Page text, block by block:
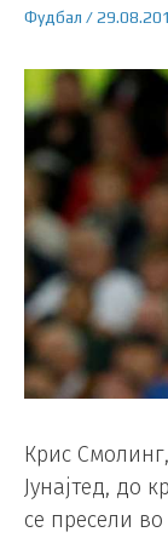
Фудбал /
Крис
Јунајтед, до
се пресели во